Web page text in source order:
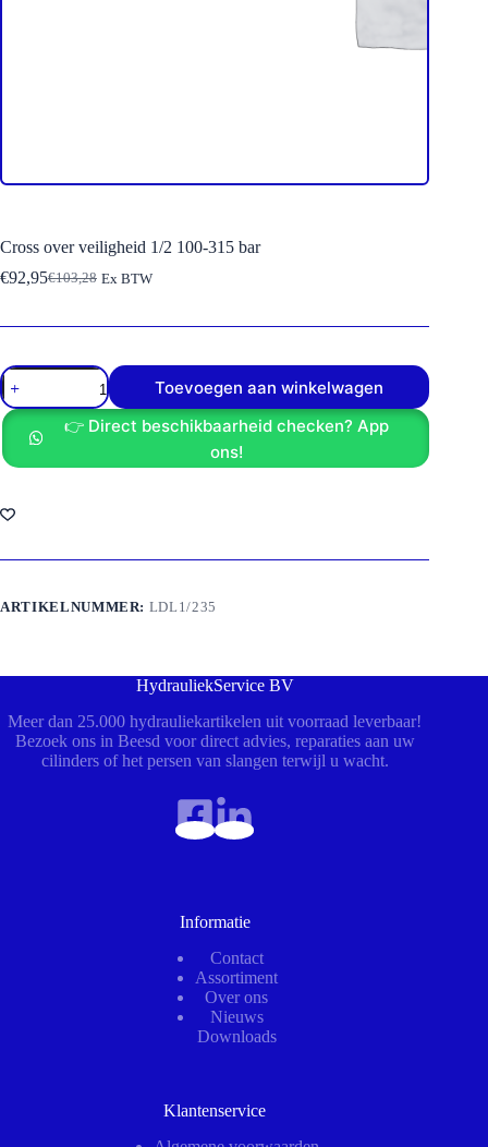
Cross over veiligheid 1/2 100-315 bar
€103,28
Oorspronkelijke
was:
€92,95Huidige
is:
Ex BTW
Cross
over
veiligheid
100-
315
aantal
Toevoegen aan winkelwagen
👉 Direct beschikbaarheid checken? App
ons!
ARTIKELNUMMER: LDL1/235
HydrauliekService BV
Meer dan 25.000 hydrauliekartikelen uit voorraad leverbaar!
Bezoek ons in Beesd voor direct advies, reparaties aan uw
cilinders of het persen van slangen terwijl u wacht.
Informatie
Contact
Assortiment
Over ons
Nieuws
Downloads
Klantenservice